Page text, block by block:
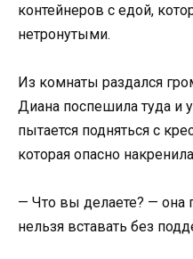
контейнеров с едой,
нетронутыми.
Из комнаты раздался
Диана поспешила туда и
пытается подняться с
которая опасно
— Что вы делаете? —
нельзя вставать без